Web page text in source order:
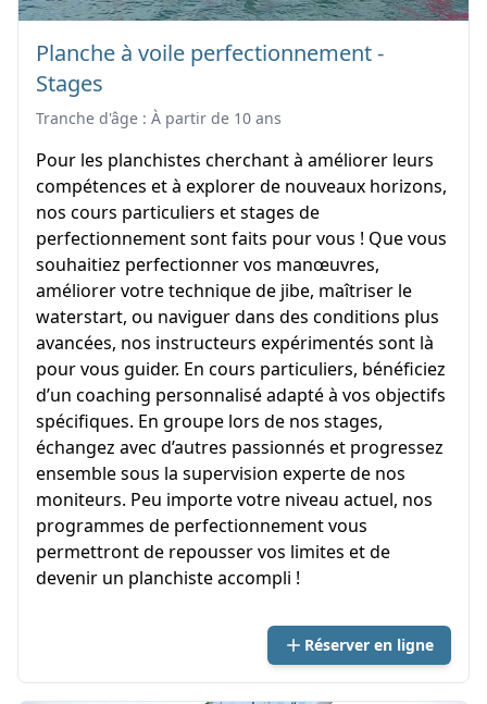
Planche à voile perfectionnement -
Stages
Tranche d'âge : À partir de 10 ans
Pour les planchistes cherchant à améliorer leurs
compétences et à explorer de nouveaux horizons,
nos cours particuliers et stages de
perfectionnement sont faits pour vous ! Que vous
souhaitiez perfectionner vos manœuvres,
améliorer votre technique de jibe, maîtriser le
waterstart, ou naviguer dans des conditions plus
avancées, nos instructeurs expérimentés sont là
pour vous guider. En cours particuliers, bénéficiez
d’un coaching personnalisé adapté à vos objectifs
spécifiques. En groupe lors de nos stages,
échangez avec d’autres passionnés et progressez
ensemble sous la supervision experte de nos
moniteurs. Peu importe votre niveau actuel, nos
programmes de perfectionnement vous
permettront de repousser vos limites et de
devenir un planchiste accompli !
Réserver en ligne